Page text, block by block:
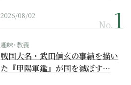
2026/08/02
No.
趣味･教養
戦国大名・武田信玄の事績を描い
た『甲陽軍鑑』が国を滅ぼす…